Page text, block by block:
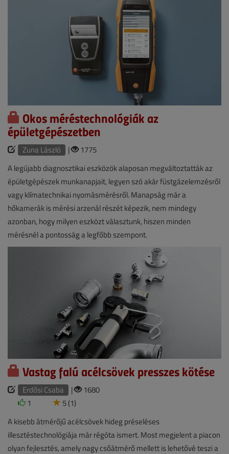
Okos méréstechnológiák az
épületgépészetben
Zuna László |
1775
A legújabb diagnosztikai eszközök alaposan megváltoztatták az
épületgépészek munkanapjait, legyen szó akár füstgázelemzésről
vagy klímatechnikai nyomásmérésről. Manapság már a
hőkamerák is mérési arzenál részét képezik, nem mindegy
azonban, hogy milyen eszközt választunk, hiszen minden
mérésnél a pontosság a legfőbb szempont.
Vastag falú acélcsövek presszes kötése
Erdősi Csaba |
1680
1
5 (1)
A kisebb átmérőjű acélcsövek hideg préseléses
illesztéstechnológiája már régóta ismert. Most megjelent a piacon
olyan fejlesztés, amely nagy csőátmérő mellett is lehetővé teszi a